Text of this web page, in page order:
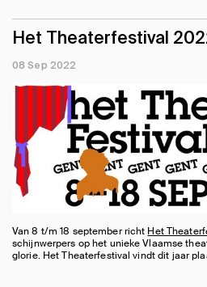
Het Theaterfestival
08 Sep 2022
Van 8 t/m 18 september richt Het
schijnwerpers op het unieke Vlaamse
glorie. Het Theaterfestival vindt dit jaar